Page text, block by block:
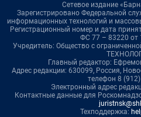
Сетевое издание
Зарегистрировано Федеральной
информационных технологий и
Регистрационный номер и дата
ФС 77 – 83220 от
Учредитель: Общество с
Главный редактор:
Адрес редакции: 630099, Россия,
телефон 8
Электронный адрес
Контактные данные для
Техподдержка: